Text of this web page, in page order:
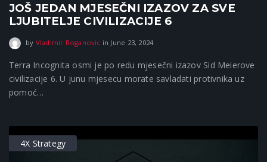
JOŠ JEDAN MJESEČNI IZAZOV ZA SVE
LJUBITELJE CIVILIZACIJE 6
by Vladimir Roganovic in June 23, 2024September 16, 2025
Terra Incognita osmi je po redu mjesečni izazov Sid Meierove
civilizacije 6. U junu mjesecu morate savladati protivnika uz
pomoć…
4X Strategy